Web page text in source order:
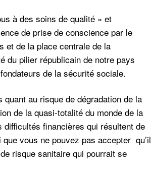
à des soins de qualité » et
de prise de conscience par le
et de la place centrale de la
du pilier républicain de notre pays
de la sécurité sociale.
au risque de dégradation de la
de la quasi-totalité du monde de la
financières qui résultent de
vous ne pouvez pas accepter qu’il
risque sanitaire qui pourrait se